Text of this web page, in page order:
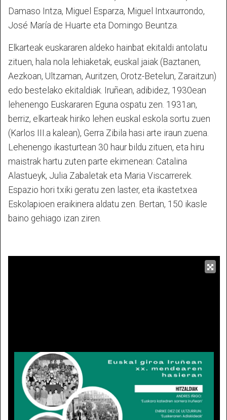
Damaso Intza, Miguel Esparza, Miguel Intxaurrondo,
José María de Huarte eta Domingo Beuntza.
Elkarteak euskararen aldeko hainbat ekitaldi antolatu
zituen, hala nola lehiaketak, euskal jaiak (Baztanen,
Aezkoan, Ultzaman, Auritzen, Orotz-Betelun, Zaraitzun)
edo bestelako ekitaldiak. Iruñean, adibidez, 1930ean
lehenengo Euskararen Eguna ospatu zen. 1931an,
berriz, elkarteak hiriko lehen euskal eskola sortu zuen
(Karlos III.a kalean), Gerra Zibila hasi arte iraun zuena.
Lehenengo ikasturtean 30 haur bildu zituen, eta hiru
maistrak hartu zuten parte ekimenean: Catalina
Alastueyk, Julia Zabaletak eta Maria Viscarrerek.
Espazio hori txiki geratu zen laster, eta ikastetxea
Eskolapioen eraikinera aldatu zen. Bertan, 150 ikasle
baino gehiago izan ziren.